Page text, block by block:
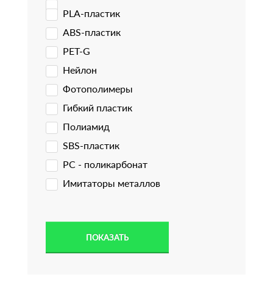
PLA-пластик
ABS-пластик
PET-G
Нейлон
Фотополимеры
Гибкий пластик
Полиамид
SBS-пластик
PC - поликарбонат
Имитаторы металлов